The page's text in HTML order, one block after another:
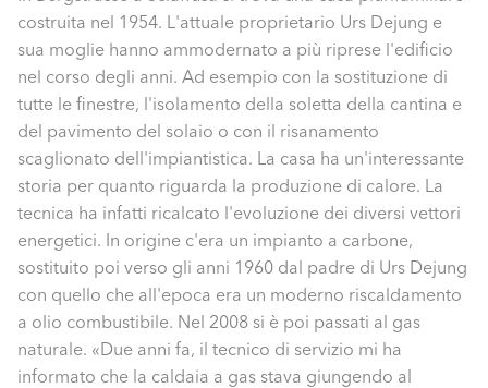
costruita nel 1954. L'attuale proprietario Urs Dejung e
sua moglie hanno ammodernato a più riprese l'edificio
nel corso degli anni. Ad esempio con la sostituzione di
tutte le finestre, l'isolamento della soletta della cantina e
del pavimento del solaio o con il risanamento
scaglionato dell'impiantistica. La casa ha un'interessante
storia per quanto riguarda la produzione di calore. La
tecnica ha infatti ricalcato l'evoluzione dei diversi vettori
energetici. In origine c'era un impianto a carbone,
sostituito poi verso gli anni 1960 dal padre di Urs Dejung
con quello che all'epoca era un moderno riscaldamento
a olio combustibile. Nel 2008 si è poi passati al gas
naturale. «Due anni fa, il tecnico di servizio mi ha
informato che la caldaia a gas stava giungendo al